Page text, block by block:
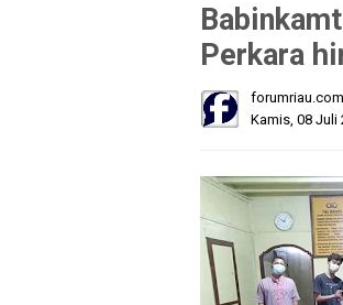
Perkara
forumriau.com
Kamis, 08 Juli